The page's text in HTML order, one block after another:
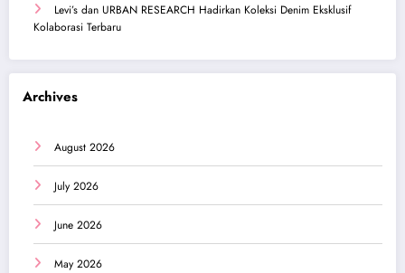
Levi’s dan URBAN RESEARCH Hadirkan Koleksi Denim Eksklusif
Kolaborasi Terbaru
Archives
August 2026
July 2026
June 2026
May 2026